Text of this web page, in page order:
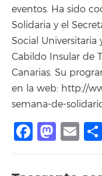
eventos. Ha sido
Solidaria y el
Social
Cabildo Insular de
Canarias. Su
en la web: http://
semana-de-